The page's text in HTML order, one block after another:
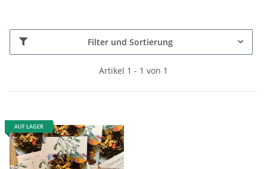
Filter und Sortierung
Artikel 1 - 1 von 1
AUF LAGER